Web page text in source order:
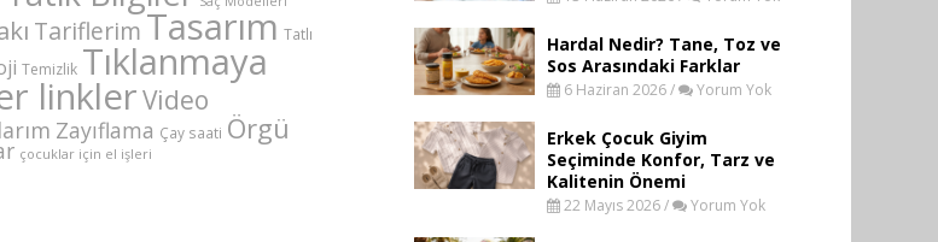
Tariflerim Tasarım Tatlı
Temizlik Tıklanmaya
linklerVideo
Zayıflama Çay saati Örgü
çocuklar için el işleri
Hardal Nedir? Tane, Toz ve
Sos Arasındaki Farklar
6 Haziran 2026 / Yorum Yok
Erkek Çocuk Giyim
Seçiminde Konfor, Tarz ve
Kalitenin Önemi
22 Mayıs 2026 / Yorum Yok